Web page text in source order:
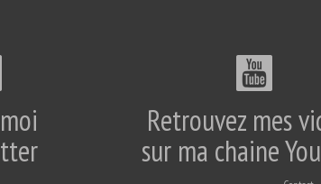
Retrouvez mes
sur ma chaine